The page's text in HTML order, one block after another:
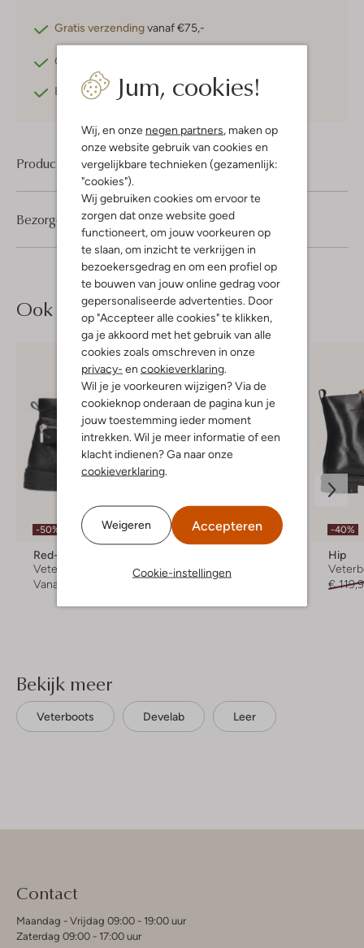
Jum, cookies!
Wij, en onze negen partners , maken op
onze website gebruik van cookies en
vergelijkbare technieken (gezamenlijk:
"cookies").
Wij gebruiken cookies om ervoor te
zorgen dat onze website goed
functioneert, om jouw voorkeuren op
te slaan, om inzicht te verkrijgen in
bezoekersgedrag en om een profiel op
te bouwen van jouw online gedrag voor
gepersonaliseerde advertenties. Door
op "Accepteer alle cookies" te klikken,
ga je akkoord met het gebruik van alle
cookies zoals omschreven in onze
privacy- en cookieverklaring
Wil je je voorkeuren wijzigen? Via de
cookieknop onderaan de pagina kun je
jouw toestemming ieder moment
intrekken. Wil je meer informatie of een
klacht indienen? Ga naar onze
cookieverklaring
Weigeren Accepteren
Cookie-instellingen
Gratis verzendingvanaf €75,-
Gratis retourneren
Betaal achterafmet Klarna
Product informatie
Bezorgen & retourneren
Ook iets voor jou?
-50%
Red-Rag
Veterboots
Vanaf
-50%
Veterboots
-40%
Hip
€
Bekijk meer
Veterboots Develab Leer
Contact
Maandag - Vrijdag 09:00 - 19:00 uur
Zaterdag 09:00 - 17:00 uur